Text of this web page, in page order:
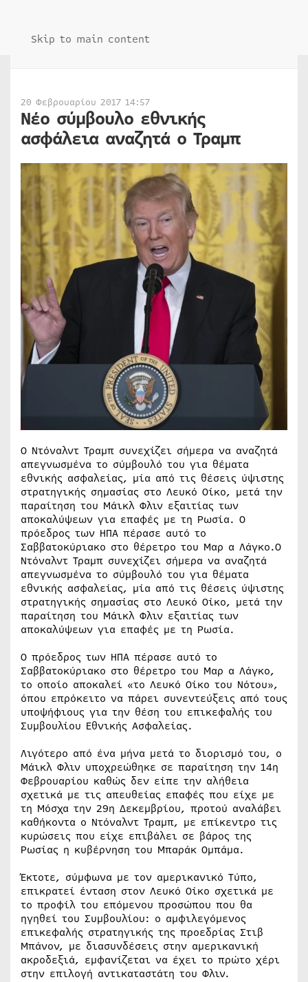
Skip to main content
20 Φεβρουαρίου 2017 14:57
Νέο σύμβουλο εθνικής
ασφάλεια αναζητά ο Τραμπ
Ο Ντόναλντ Τραμπ συνεχίζει σήμερα να αναζητά
απεγνωσμένα το σύμβουλό του για θέματα
εθνικής ασφαλείας, μία από τις θέσεις ύψιστης
στρατηγικής σημασίας στο Λευκό Οίκο, μετά την
παραίτηση του Μάικλ Φλιν εξαιτίας των
αποκαλύψεων για επαφές με τη Ρωσία. Ο
πρόεδρος των ΗΠΑ πέρασε αυτό το
Σαββατοκύριακο στο θέρετρο του Μαρ α Λάγκο.Ο
Ντόναλντ Τραμπ συνεχίζει σήμερα να αναζητά
απεγνωσμένα το σύμβουλό του για θέματα
εθνικής ασφαλείας, μία από τις θέσεις ύψιστης
στρατηγικής σημασίας στο Λευκό Οίκο, μετά την
παραίτηση του Μάικλ Φλιν εξαιτίας των
αποκαλύψεων για επαφές με τη Ρωσία.
Ο πρόεδρος των ΗΠΑ πέρασε αυτό το
Σαββατοκύριακο στο θέρετρο του Μαρ α Λάγκο,
το οποίο αποκαλεί «το Λευκό Οίκο του Νότου»,
όπου επρόκειτο να πάρει συνεντεύξεις από τους
υποψήφιους για την θέση του επικεφαλής του
Συμβουλίου Εθνικής Ασφαλείας.
Λιγότερο από ένα μήνα μετά το διορισμό του, ο
Μάικλ Φλιν υποχρεώθηκε σε παραίτηση την 14η
Φεβρουαρίου καθώς δεν είπε την αλήθεια
σχετικά με τις απευθείας επαφές που είχε με
τη Μόσχα την 29η Δεκεμβρίου, προτού αναλάβει
καθήκοντα ο Ντόναλντ Τραμπ, με επίκεντρο τις
κυρώσεις που είχε επιβάλει σε βάρος της
Ρωσίας η κυβέρνηση του Μπαράκ Ομπάμα.
Έκτοτε, σύμφωνα με τον αμερικανικό Τύπο,
επικρατεί ένταση στον Λευκό Οίκο σχετικά με
το προφίλ του επόμενου προσώπου που θα
ηγηθεί του Συμβουλίου: ο αμφιλεγόμενος
επικεφαλής στρατηγικής της προεδρίας Στιβ
Μπάνον, με διασυνδέσεις στην αμερικανική
ακροδεξιά, εμφανίζεται να έχει το πρώτο χέρι
στην επιλογή αντικαταστάτη του Φλιν.